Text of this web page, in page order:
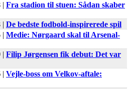
| Fra stadion til stuen: Sådan skaber
| De bedste fodbold-inspirerede spil
| Medie: Nørgaard skal til Arsenal-
| Filip Jørgensen fik debut: Det var
| Vejle-boss om Velkov-aftale: